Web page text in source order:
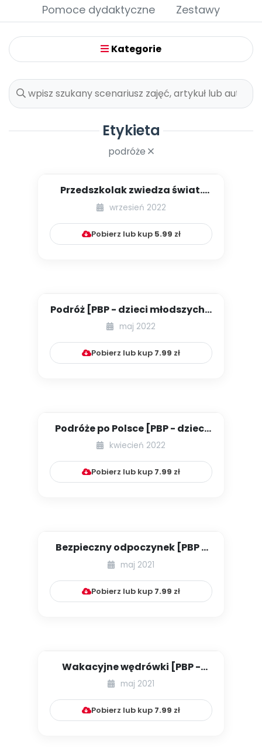
Archiwalne numery
Pomoc
Pomoce dydaktyczne
Zestawy
Kategorie
Etykieta
podróże
Przedszkolak zwiedza świat.
Część I. Wyprawa dookoła św...
wrzesień 2022
Pobierz lub kup 5.99 zł
Podróż [PBP - dzieci młodszych -
numer 4]
maj 2022
Pobierz lub kup 7.99 zł
Podróże po Polsce [PBP - dzieci
starsze - numer 5]
kwiecień 2022
Pobierz lub kup 7.99 zł
Bezpieczny odpoczynek [PBP -
dzieci starsze - numer 2]...
maj 2021
Pobierz lub kup 7.99 zł
Wakacyjne wędrówki [PBP -
dzieci starsze - numer 3]
maj 2021
Pobierz lub kup 7.99 zł